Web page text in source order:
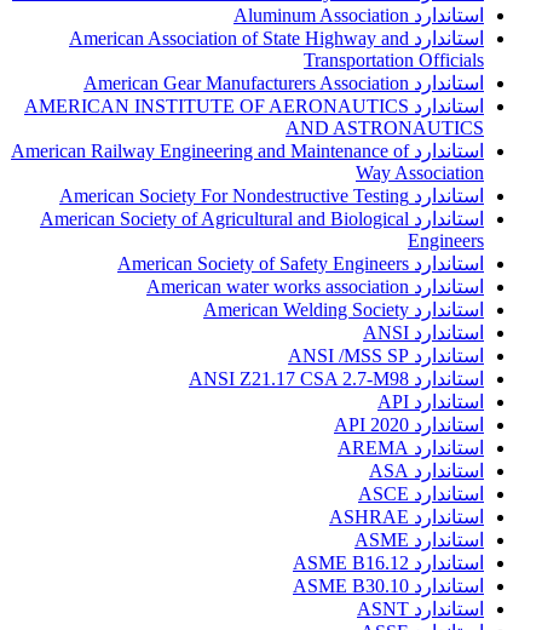
استاندارد Aluminum Association
استاندارد American Association of State Highway and
Transportation Officials
استاندارد American Gear Manufacturers Association
استاندارد AMERICAN INSTITUTE OF AERONAUTICS
AND ASTRONAUTICS
استاندارد American Railway Engineering and Maintenance of
Way Association
استاندارد American Society For Nondestructive Testing
استاندارد American Society of Agricultural and Biological
Engineers
استاندارد American Society of Safety Engineers
استاندارد American water works association
استاندارد American Welding Society
استاندارد ANSI
استاندارد ANSI /MSS SP
استاندارد ANSI Z21.17 CSA 2.7-M98
استاندارد API
استاندارد API 2020
استاندارد AREMA
استاندارد ASA
استاندارد ASCE
استاندارد ASHRAE
استاندارد ASME
استاندارد ASME B16.12
استاندارد ASME B30.10
استاندارد ASNT